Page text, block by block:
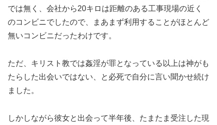
では無く、会社から20キロは距離のある工事現場の近く
のコンビニでしたので、まあまず利用することがほとんど
無いコンビニだったわけです。
ただ、キリスト教では姦淫が罪となっている以上は神がも
たらした出会いではない、と必死で自分に言い聞かせ続け
ました。
しかしながら彼女と出会って半年後、たまたま受注した現